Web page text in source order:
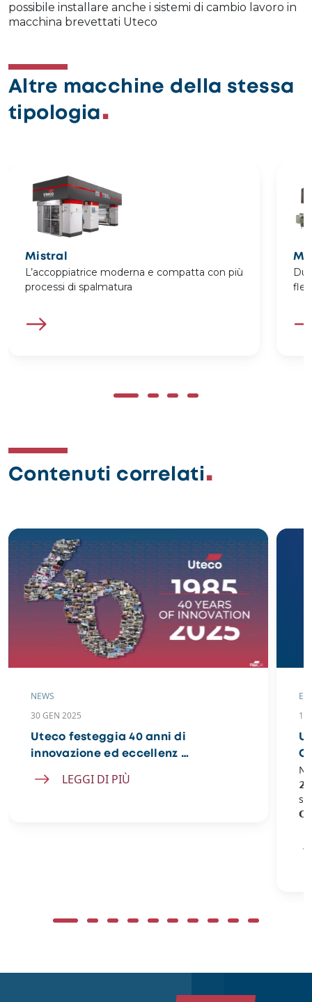
possibile installare anche i sistemi di cambio lavoro in
macchina brevettati Uteco
Altre macchine della stessa
tipologia
Mistral
L’accoppiatrice moderna e compatta con più
processi di spalmatura
Contenuti correlati
NEWS
30 GEN 2025
Uteco festeggia 40 anni di
innovazione ed eccellenz …
LEGGI DI PIÙ
11